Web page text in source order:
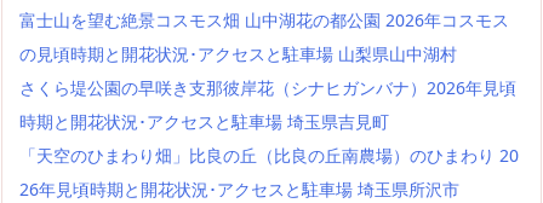
富士山を望む絶景コスモス畑 山中湖花の都公園 2026年コスモス
の見頃時期と開花状況･アクセスと駐車場 山梨県山中湖村
さくら堤公園の早咲き支那彼岸花（シナヒガンバナ）2026年見頃
時期と開花状況･アクセスと駐車場 埼玉県吉見町
「天空のひまわり畑」比良の丘（比良の丘南農場）のひまわり 20
26年見頃時期と開花状況･アクセスと駐車場 埼玉県所沢市